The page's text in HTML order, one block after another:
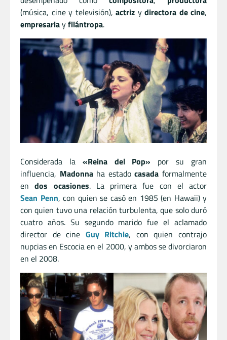
(música, cine y televisión), actriz y directora de cine,
empresariayfilántropa.
Considerada la «Reina del Pop» por su gran
influencia, Madonnaha estadocasada formalmente
endos ocasiones. La primera fue con el actor
Sean Penn, con quien se casó en 1985 (en Hawaii) y
con quien tuvo una relación turbulenta, que solo duró
cuatro años. Su segundo marido fue el aclamado
director de cine Guy Ritchie, con quien contrajo
nupcias en Escocia en el 2000, y ambos se divorciaron
en el 2008.